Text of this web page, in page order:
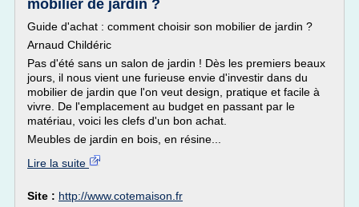
mobilier de jardin ?
Guide d'achat : comment choisir son mobilier de jardin ?
Arnaud Childéric
Pas d'été sans un salon de jardin ! Dès les premiers beaux
jours, il nous vient une furieuse envie d'investir dans du
mobilier de jardin que l'on veut design, pratique et facile à
vivre. De l'emplacement au budget en passant par le
matériau, voici les clefs d'un bon achat.
Meubles de jardin en bois, en résine...
Lire la suite
Site : http://www.cotemaison.fr